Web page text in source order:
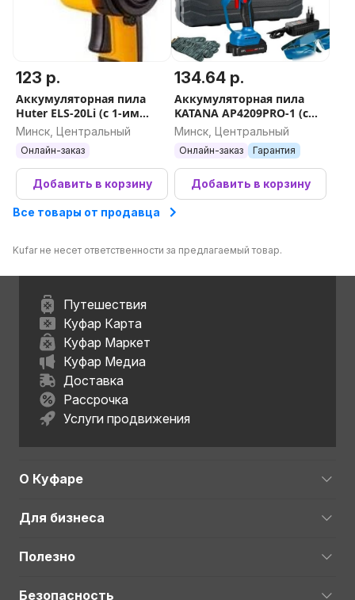
123 р.
Аккумуляторная пила
Huter ELS-20Li (с 1-им
АКБ)
Минск, Центральный
Онлайн-заказ
Добавить в корзину
134.64 р.
Аккумуляторная пила
KATANA AP4209PRO-1 (с
АКБ, кейс)
Минск, Центральный
Онлайн-заказ Гарантия
Добавить в корзину
Все товары от продавца
Kufar не несет ответственности за предлагаемый товар.
Путешествия
Куфар Карта
Куфар Маркет
Куфар Медиа
Доставка
Рассрочка
Услуги продвижения
О Куфаре
Для бизнеса
Полезно
Безопасность